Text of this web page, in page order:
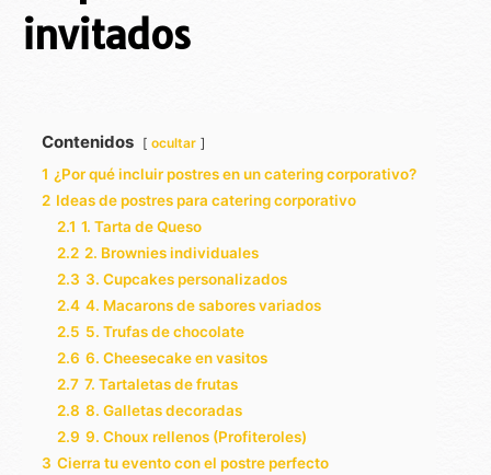
invitados
Contenidos ocultar
1 ¿Por qué incluir postres en un catering corporativo?
2 Ideas de postres para catering corporativo
2.1 1. Tarta de Queso
2.2 2. Brownies individuales
2.3 3. Cupcakes personalizados
2.4 4. Macarons de sabores variados
2.5 5. Trufas de chocolate
2.6 6. Cheesecake en vasitos
2.7 7. Tartaletas de frutas
2.8 8. Galletas decoradas
2.9 9. Choux rellenos (Profiteroles)
3 Cierra tu evento con el postre perfecto